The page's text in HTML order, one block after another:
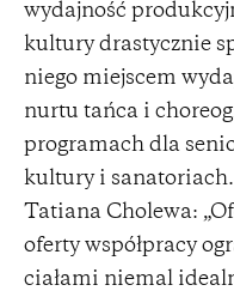
wydajność
kultury drastycznie
niego miejscem
nurtu tańca i
programach dla
kultury i
Tatiana Cholewa:
oferty współpracy
ciałami niemal